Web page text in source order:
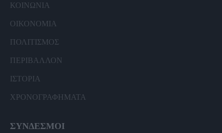
ΚΟΙΝΩΝΙΑ
ΟΙΚΟΝΟΜΙΑ
ΠΟΛΙΤΙΣΜΟΣ
ΠΕΡΙΒΑΛΛΟΝ
ΙΣΤΟΡΙΑ
ΧΡΟΝΟΓΡΑΦΗΜΑΤΑ
ΣΥΝΔΕΣΜΟΙ